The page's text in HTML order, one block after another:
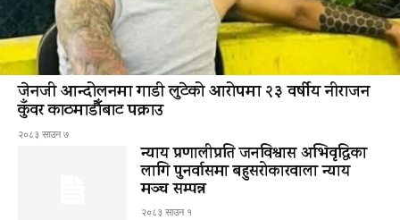
जेनजी आन्दोलनमा गाडी लुटेको आरोपमा २३ वर्षीय नीराजन
कुँवर काठमाडौँबाट पक्राउ
२०८३ साउन ७
न्याय प्रणालीप्रति जनविश्वास अभिवृद्धिका
लागि पुनर्वासमा बहुसरोकारवाला न्याय
मञ्च सम्पन्न
२०८३ साउन १